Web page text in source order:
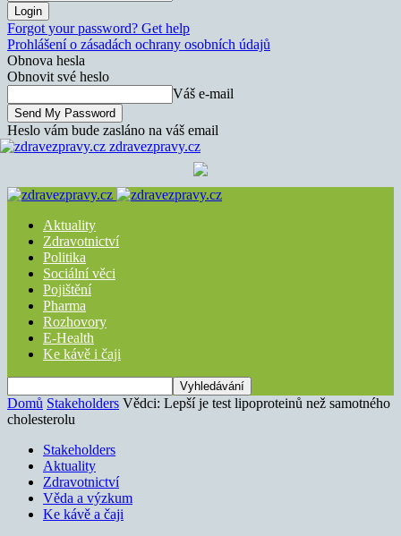
Forgot your password? Get help
Prohlášení o zásadách ochrany osobních údajů
Obnova hesla
Obnovit své heslo
Váš e-mail
Heslo vám bude zasláno na váš email
zdravezpravy.cz
Aktuality
Zdravotnictví
Politika
Sociální věci
Pojištění
Pharma
Rozhovory
E-Health
Ke kávě i čaji
Domů Stakeholders Vědci: Lepší je test lipoproteinů než samotného
cholesterolu
Stakeholders
Aktuality
Zdravotnictví
Věda a výzkum
Ke kávě a čaji